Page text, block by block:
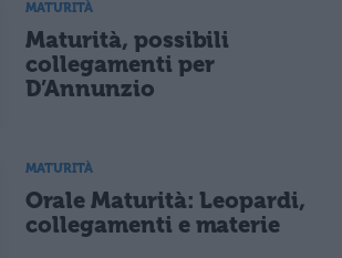
MATURITÀ
Maturità, possibili
collegamenti per
D’Annunzio
MATURITÀ
Orale Maturità: Leopardi,
collegamenti e materie